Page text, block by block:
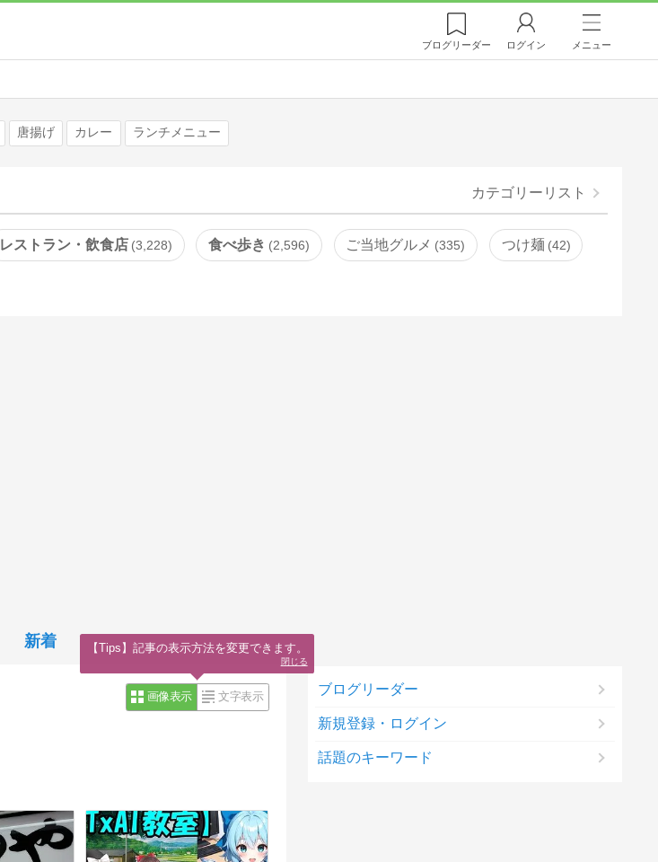
ブログリーダー ログイン メニュー
唐揚げ カレー ランチメニュー
カテゴリーリスト
レストラン・飲食店 3,228 食べ歩き 2,596 ご当地グルメ 335 つけ麺 42
新着
画像表示 文字表示 ブログリーダー
新規登録・ログイン
話題のキーワード
【Tips】記事の表示方法を変更できます。
閉じる